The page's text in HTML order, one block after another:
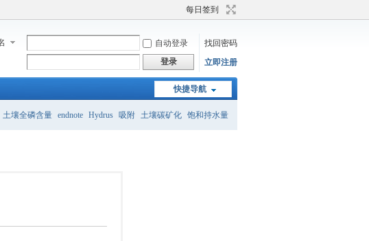
每日签到
自动登录
找回密码
登录 立即注册
快捷导航
土壤全磷含量 endnote Hydrus 吸附 土壤碳矿化 饱和持水量